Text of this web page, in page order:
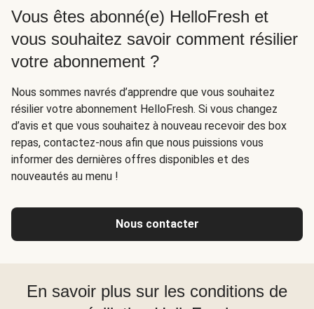
Vous êtes abonné(e) HelloFresh et
vous souhaitez savoir comment résilier
votre abonnement ?
Nous sommes navrés d’apprendre que vous souhaitez
résilier votre abonnement HelloFresh. Si vous changez
d’avis et que vous souhaitez à nouveau recevoir des box
repas, contactez-nous afin que nous puissions vous
informer des dernières offres disponibles et des
nouveautés au menu !
Nous contacter
En savoir plus sur les conditions de